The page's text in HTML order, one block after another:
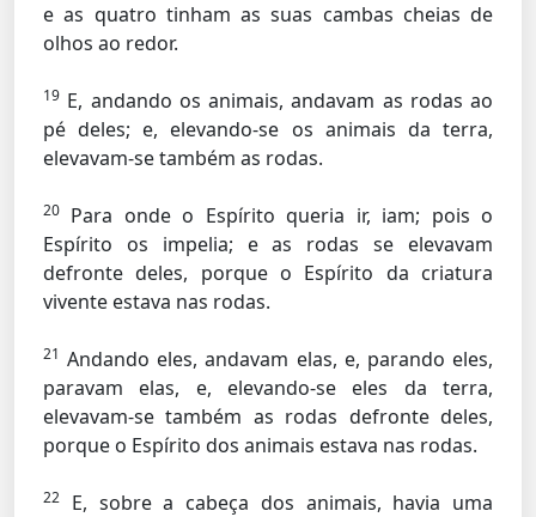
e as quatro tinham as suas cambas cheias de
olhos ao redor.
19 E, andando os animais, andavam as rodas ao
pé deles; e, elevando-se os animais da terra,
elevavam-se também as rodas.
20 Para onde o Espírito queria ir, iam; pois o
Espírito os impelia; e as rodas se elevavam
defronte deles, porque o Espírito da criatura
vivente estava nas rodas.
21 Andando eles, andavam elas, e, parando eles,
paravam elas, e, elevando-se eles da terra,
elevavam-se também as rodas defronte deles,
porque o Espírito dos animais estava nas rodas.
22
E, sobre a cabeça dos animais, havia uma